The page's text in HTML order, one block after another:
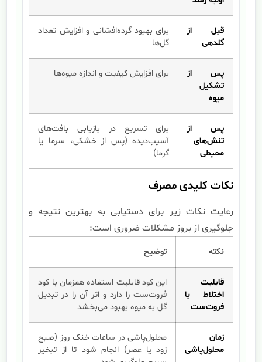
قبل از
گلدهی
برای بهبود گرده‌افشانی و افزایش تعداد
گل‌ها
پس از
تشکیل
میوه
برای افزایش کیفیت و اندازه میوه‌ها
پس از
تنش‌های
محیطی
برای تسریع در بازیابی بافت‌های
آسیب‌دیده (پس از خشکی، سرما یا
گرما)
نکات کلیدی مصرف
رعایت نکات زیر برای دستیابی به بهترین نتیجه و
جلوگیری از بروز مشکلات ضروری است:
نکته توضیح
قابلیت
اختلاط با
فروت‌ست
این کود قابلیت استفاده همزمان با کود
فروت‌ست را دارد و اثر آن را در تبدیل
گل به میوه بهبود می‌بخشد
زمان
محلول‌پاشی
محلول‌پاشی در ساعات خنک روز (صبح
زود یا عصر) انجام شود تا از تبخیر